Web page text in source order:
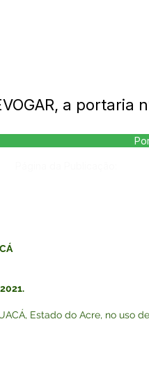
a portaria
Estado do Acre, no